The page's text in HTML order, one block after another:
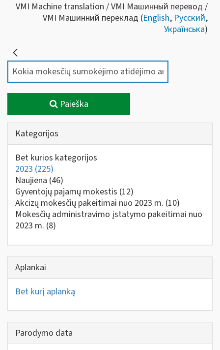
VMI Machine translation / VMI Машинный перевод /
VMI Машинний переклад (English, Русский,
Українська)
Paieška
Kategorijos
Bet kurios kategorijos
2023 (225)
Naujiena (46)
Gyventojų pajamų mokestis (12)
Akcizų mokesčių pakeitimai nuo 2023 m. (10)
Mokesčių administravimo įstatymo pakeitimai nuo
2023 m. (8)
Aplankai
Bet kurį aplanką
Parodymo data